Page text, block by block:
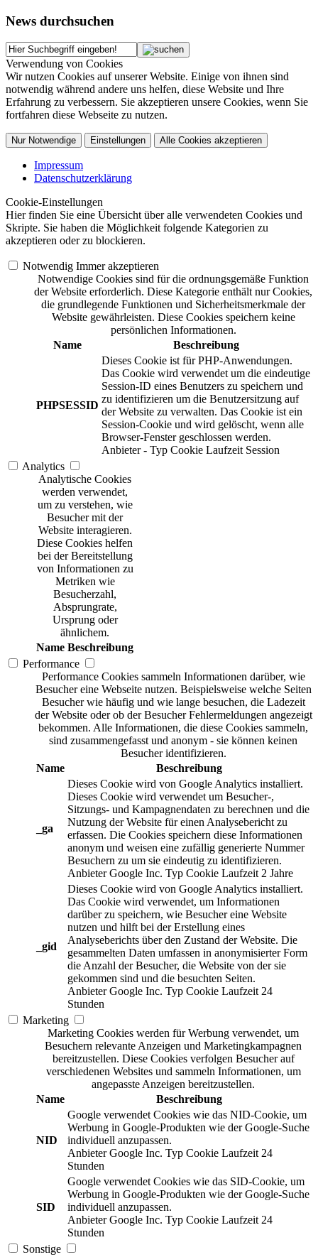
News durchsuchen
Verwendung von Cookies
Wir nutzen Cookies auf unserer Website. Einige von ihnen sind
notwendig während andere uns helfen, diese Website und Ihre
Erfahrung zu verbessern. Sie akzeptieren unsere Cookies, wenn Sie
fortfahren diese Webseite zu nutzen.
Nur Notwendige Einstellungen Alle Cookies akzeptieren
Impressum
Datenschutzerklärung
Cookie-Einstellungen
Hier finden Sie eine Übersicht über alle verwendeten Cookies und
Skripte. Sie haben die Möglichkeit folgende Kategorien zu
akzeptieren oder zu blockieren.
Notwendig Immer akzeptieren
Notwendige Cookies sind für die ordnungsgemäße Funktion
der Website erforderlich. Diese Kategorie enthält nur Cookies,
die grundlegende Funktionen und Sicherheitsmerkmale der
Website gewährleisten. Diese Cookies speichern keine
persönlichen Informationen.
Name
Beschreibung
PHPSESSID
Dieses Cookie ist für PHP-Anwendungen.
Das Cookie wird verwendet um die eindeutige
Session-ID eines Benutzers zu speichern und
zu identifizieren um die Benutzersitzung auf
der Website zu verwalten. Das Cookie ist ein
Session-Cookie und wird gelöscht, wenn alle
Browser-Fenster geschlossen werden.
Anbieter - Typ Cookie Laufzeit Session
Analytics
Analytische Cookies
werden verwendet,
um zu verstehen, wie
Besucher mit der
Website interagieren.
Diese Cookies helfen
bei der Bereitstellung
von Informationen zu
Metriken wie
Besucherzahl,
Absprungrate,
Ursprung oder
ähnlichem.
Name Beschreibung
Performance
Performance Cookies sammeln Informationen darüber, wie
Besucher eine Webseite nutzen. Beispielsweise welche Seiten
Besucher wie häufig und wie lange besuchen, die Ladezeit
der Website oder ob der Besucher Fehlermeldungen angezeigt
bekommen. Alle Informationen, die diese Cookies sammeln,
sind zusammengefasst und anonym - sie können keinen
Besucher identifizieren.
Name
Beschreibung
_ga
Dieses Cookie wird von Google Analytics installiert.
Dieses Cookie wird verwendet um Besucher-,
Sitzungs- und Kampagnendaten zu berechnen und die
Nutzung der Website für einen Analysebericht zu
erfassen. Die Cookies speichern diese Informationen
anonym und weisen eine zufällig generierte Nummer
Besuchern zu um sie eindeutig zu identifizieren.
Anbieter Google Inc. Typ Cookie Laufzeit 2 Jahre
_gid
Dieses Cookie wird von Google Analytics installiert.
Das Cookie wird verwendet, um Informationen
darüber zu speichern, wie Besucher eine Website
nutzen und hilft bei der Erstellung eines
Analyseberichts über den Zustand der Website. Die
gesammelten Daten umfassen in anonymisierter Form
die Anzahl der Besucher, die Website von der sie
gekommen sind und die besuchten Seiten.
Anbieter Google Inc. Typ Cookie Laufzeit 24
Stunden
Marketing
Marketing Cookies werden für Werbung verwendet, um
Besuchern relevante Anzeigen und Marketingkampagnen
bereitzustellen. Diese Cookies verfolgen Besucher auf
verschiedenen Websites und sammeln Informationen, um
angepasste Anzeigen bereitzustellen.
Name
Beschreibung
NID
Google verwendet Cookies wie das NID-Cookie, um
Werbung in Google-Produkten wie der Google-Suche
individuell anzupassen.
Anbieter Google Inc. Typ Cookie Laufzeit 24
Stunden
SID
Google verwendet Cookies wie das SID-Cookie, um
Werbung in Google-Produkten wie der Google-Suche
individuell anzupassen.
Anbieter Google Inc. Typ Cookie Laufzeit 24
Stunden
Sonstige